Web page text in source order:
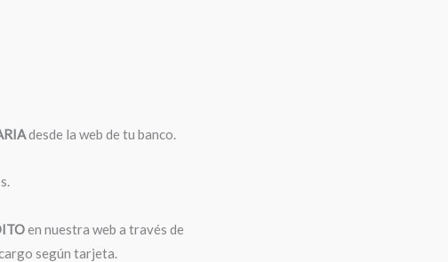
desde la web de tu banco.
en nuestra web a través de
según tarjeta.